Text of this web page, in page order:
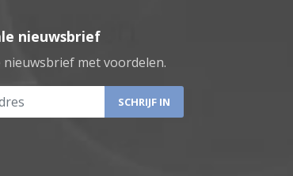
nieuwsbrief
nieuwsbrief met voordelen.